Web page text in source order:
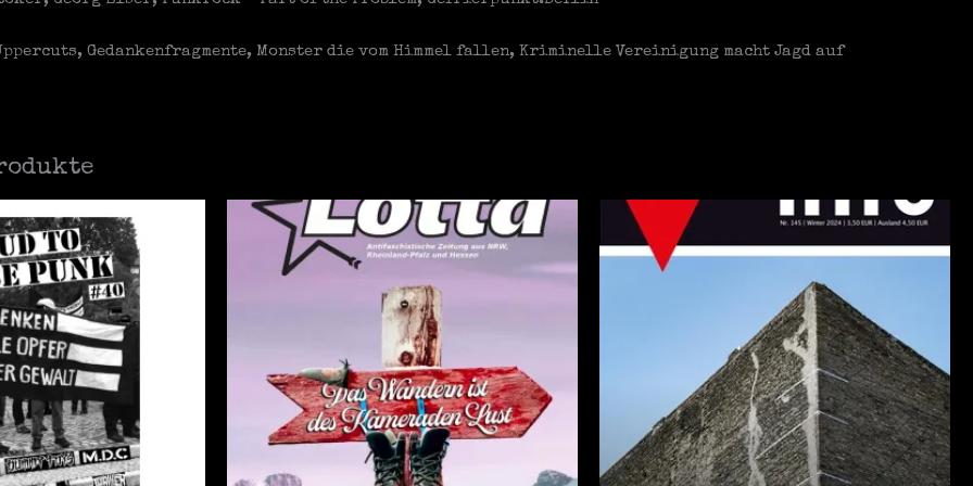
Gedankenfragmente, Monster die vom Himmel fallen, Kriminelle Vereinigung macht Jagd auf